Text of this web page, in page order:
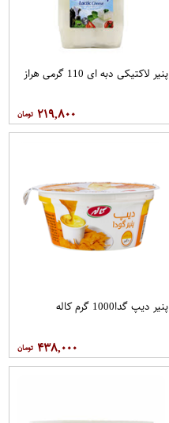
پنیر لاکتیکی دبه ای 110 گرمی هراز
۲۱۹,۸۰۰
پنیر دیپ گدا1000 گرم کاله
۴۳۸,۰۰۰